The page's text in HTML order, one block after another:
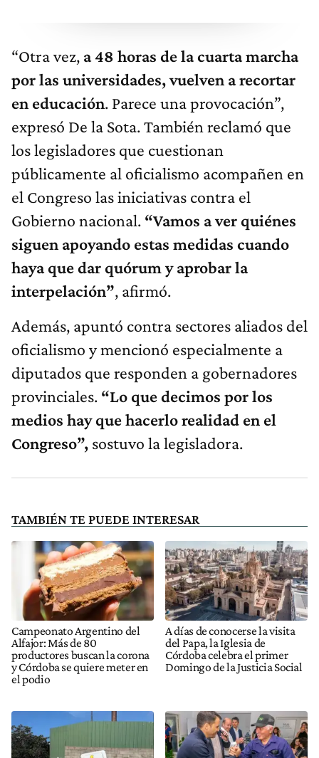
“Otra vez, a 48 horas de la cuarta marcha
por las universidades, vuelven a recortar
en educación. Parece una provocación”,
expresó De la Sota. También reclamó que
los legisladores que cuestionan
públicamente al oficialismo acompañen en
el Congreso las iniciativas contra el
Gobierno nacional. “Vamos a ver quiénes
siguen apoyando estas medidas cuando
haya que dar quórum y aprobar la
interpelación”, afirmó.
Además, apuntó contra sectores aliados del
oficialismo y mencionó especialmente a
diputados que responden a gobernadores
provinciales. “Lo que decimos por los
medios hay que hacerlo realidad en el
Congreso”, sostuvo la legisladora.
TAMBIÉN TE PUEDE INTERESAR
Campeonato Argentino del
Alfajor: Más de 80
productores buscan la corona
y Córdoba se quiere meter en
el podio
A días de conocerse la visita
del Papa, la Iglesia de
Córdoba celebra el primer
Domingo de la Justicia Social